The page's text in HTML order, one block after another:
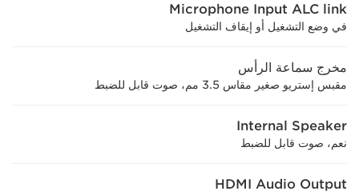
Microphone Input ALC link
في وضع التشغيل أو إيقاف التشغيل
مخرج سماعة الرأس
مقبس إستريو صغير مقاس 3.5 مم، صوت قابل للضبط
Internal Speaker
نعم، صوت قابل للضبط
HDMI Audio Output